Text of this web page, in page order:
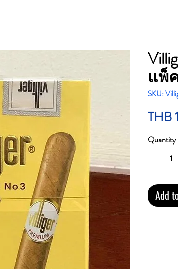
แพ็
SKU:
THB
Quantity
Add